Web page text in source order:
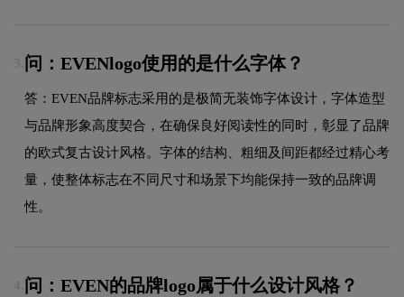
3. 问：EVENlogo使用的是什么字体？
答：EVEN品牌标志采用的是极简无装饰字体设计，字体造型
与品牌形象高度契合，在确保良好阅读性的同时，彰显了品牌
的欧式复古设计风格。字体的结构、粗细及间距都经过精心考
量，使整体标志在不同尺寸和场景下均能保持一致的品牌调
性。
4. 问：EVEN的品牌logo属于什么设计风格？